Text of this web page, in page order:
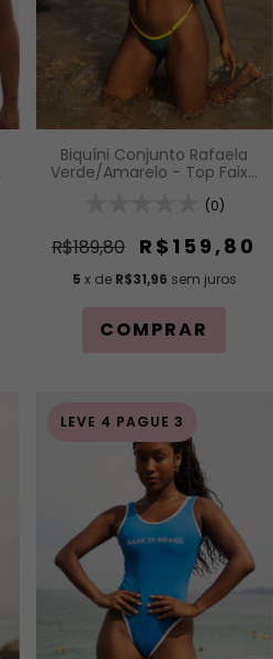
Biquíni Conjunto Rafaela
Verde/Amarelo - Top Faixa
Regulagem e Calcinha
Regulagem
(0)
R$189,80 R$159,80
5 x de R$31,96 sem juros
COMPRAR
LEVE 4 PAGUE 3